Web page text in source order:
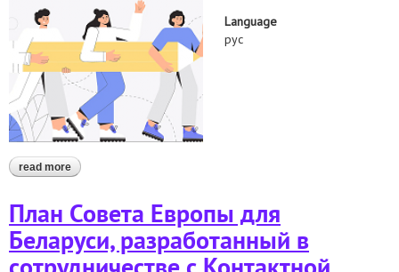
Language
рус
read more about стажировка для студентов юридических
специальностей: март'23 — июнь'23
План Совета Европы для
Беларуси, разработанный в